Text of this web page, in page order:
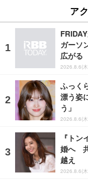
ア
ガーソ
広がる
2026.8.6(
ふっく
漂う姿
う」
2026.8.6(
『トン
婚へ 共
越え
2026.8.6(